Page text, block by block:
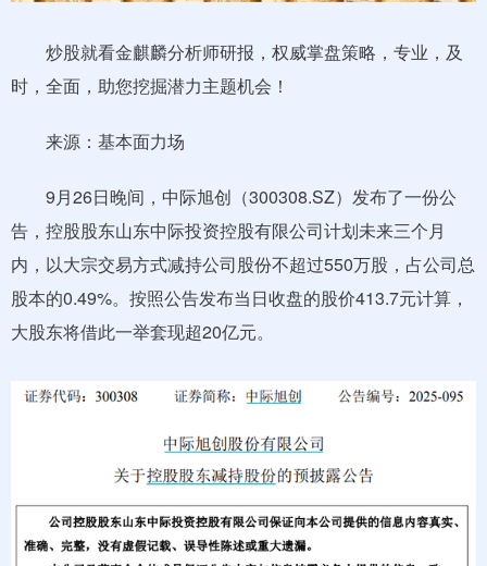
炒股就看金麒麟分析师研报，权威掌盘策略，专业，及
时，全面，助您挖掘潜力主题机会！
来源：基本面力场
9月26日晚间，中际旭创（300308.SZ）发布了一份公
告，控股股东山东中际投资控股有限公司计划未来三个月
内，以大宗交易方式减持公司股份不超过550万股，占公司总
股本的0.49%。按照公告发布当日收盘的股价413.7元计算，
大股东将借此一举套现超20亿元。